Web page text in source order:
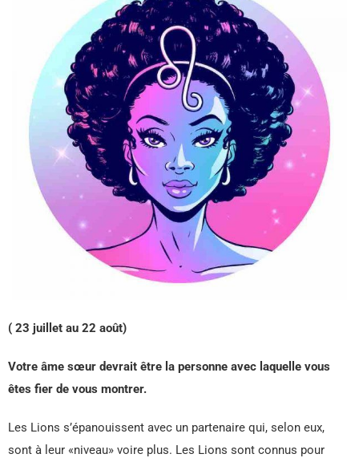
( 23 juillet au 22 août)
Votre âme sœur devrait être la personne avec laquelle vous
êtes fier de vous montrer.
Les Lions s’épanouissent avec un partenaire qui, selon eux,
sont à leur «niveau» voire plus. Les Lions sont connus pour